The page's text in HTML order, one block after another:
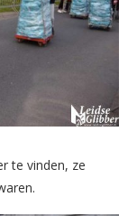
te vinden, ze